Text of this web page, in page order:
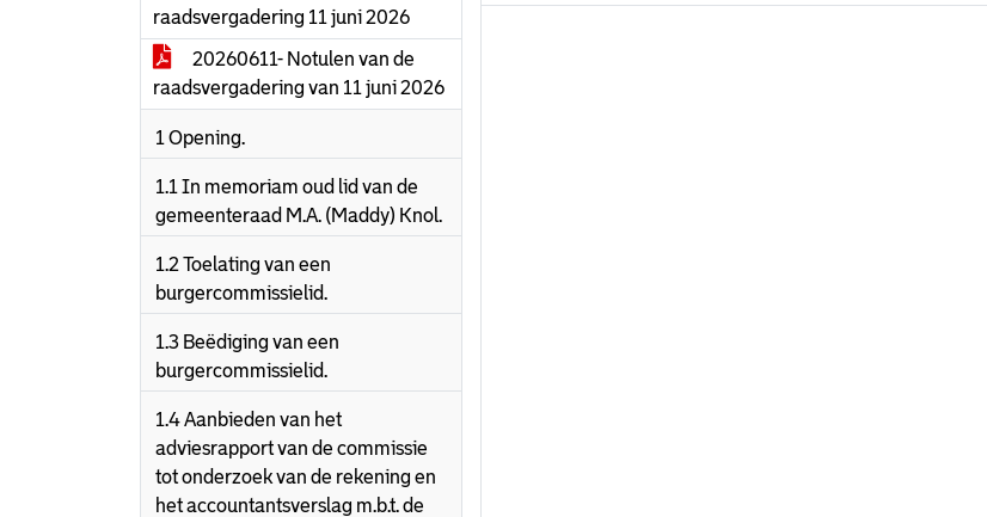
raadsvergadering 11 juni 2026
20260611- Notulen van de
raadsvergadering van 11 juni 2026
1 Opening.
1.1 In memoriam oud lid van de
gemeenteraad M.A. (Maddy) Knol.
1.2 Toelating van een
burgercommissielid.
1.3 Beëdiging van een
burgercommissielid.
1.4 Aanbieden van het
adviesrapport van de commissie
tot onderzoek van de rekening en
het accountantsverslag m.b.t. de